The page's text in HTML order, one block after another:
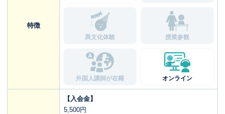
特徴
異文化体験 授業参観
外国人講師が在籍 オンライン
【入会金】
5,500円